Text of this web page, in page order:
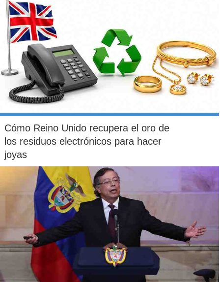
Cómo Reino Unido recupera el oro de
los residuos electrónicos para hacer
joyas